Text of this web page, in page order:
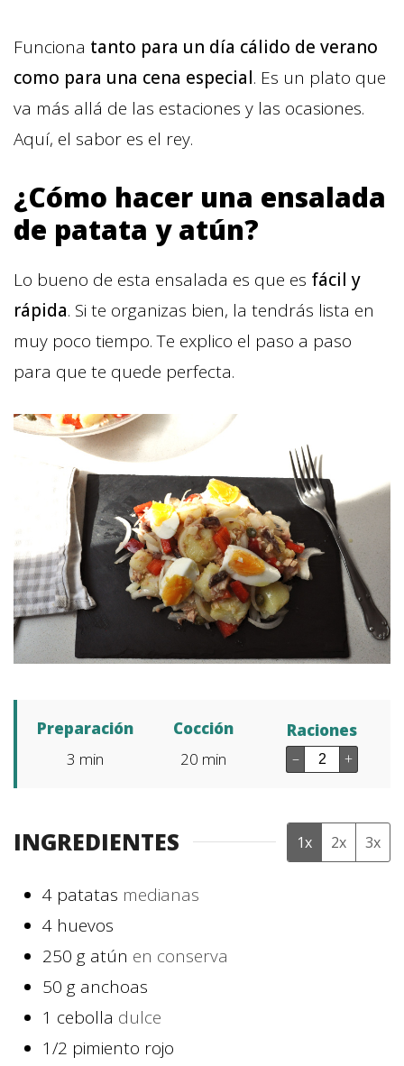
Funciona tanto para un día cálido de verano
como para una cena especial. Es un plato que
va más allá de las estaciones y las ocasiones.
Aquí, el sabor es el rey.
¿Cómo hacer una ensalada
de patata y atún?
Lo bueno de esta ensalada es que es fácil y
rápida. Si te organizas bien, la tendrás lista en
muy poco tiempo. Te explico el paso a paso
para que te quede perfecta.
Preparación
3 min
Cocción
20 min
Raciones
– +
INGREDIENTES 1x 2x 3x
4 patatas medianas
4 huevos
250 g atún en conserva
50 g anchoas
1 cebolla dulce
1/2 pimiento rojo